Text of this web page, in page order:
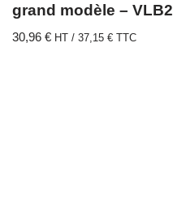
grand modèle – VLB2
30,96 € HT / 37,15 € TTC